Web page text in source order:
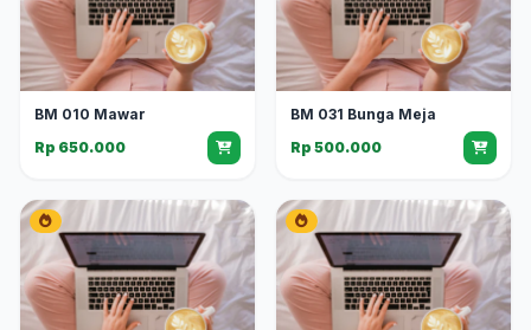
BM 010 Mawar
Rp 650.000
BM 031 Bunga Meja
Rp 500.000